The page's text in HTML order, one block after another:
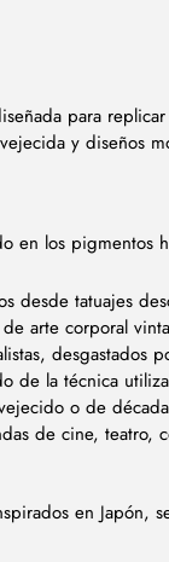
para
y diseños
en los pigmentos
desde tatuajes
arte corporal
desgastados
de la técnica
o de
de cine, teatro,
en Japón,